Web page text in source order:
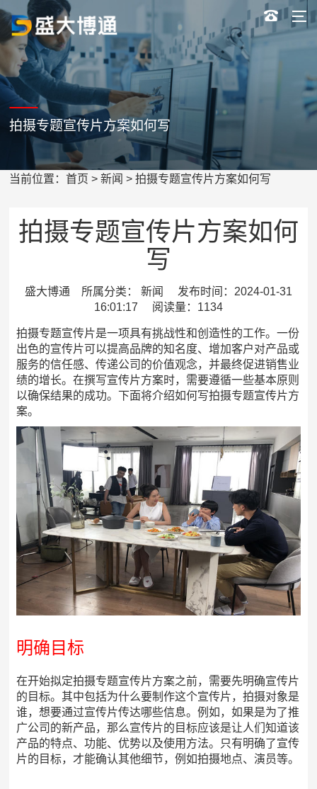
拍摄专题宣传片方案如何写
当前位置：首页 >新闻 > 拍摄专题宣传片方案如何写
拍摄专题宣传片方案如何
写
盛大博通 所属分类： 新闻 发布时间：2024-01-31
16:01:17 阅读量：1134
拍摄专题宣传片是一项具有挑战性和创造性的工作。一份
出色的宣传片可以提高品牌的知名度、增加客户对产品或
服务的信任感、传递公司的价值观念，并最终促进销售业
绩的增长。在撰写宣传片方案时，需要遵循一些基本原则
以确保结果的成功。下面将介绍如何写拍摄专题宣传片方
案。
明确目标
在开始拟定拍摄专题宣传片方案之前，需要先明确宣传片
的目标。其中包括为什么要制作这个宣传片，拍摄对象是
谁，想要通过宣传片传达哪些信息。例如，如果是为了推
广公司的新产品，那么宣传片的目标应该是让人们知道该
产品的特点、功能、优势以及使用方法。只有明确了宣传
片的目标，才能确认其他细节，例如拍摄地点、演员等。